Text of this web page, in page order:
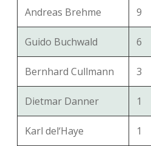
Andreas Brehme 9
Guido Buchwald 6
Bernhard Cullmann 3
Dietmar Danner 1
Karl del‘Haye 1